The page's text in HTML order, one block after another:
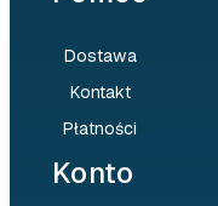
Dostawa
Kontakt
Płatności
Konto